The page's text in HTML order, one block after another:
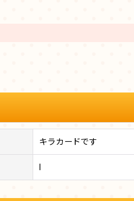
キラカードです